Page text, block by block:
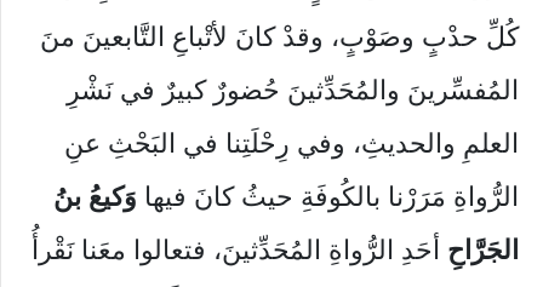
كُلِّ حدْبٍ وصَوْبٍ، وقدْ كانَ لأتْباعِ التَّابعينَ منَ
المُفسِّرينَ والمُحَدِّثينَ حُضورٌ كبيرٌ في نَشْرِ
العلمِ والحديثِ، وفي رِحْلَتِنا في البَحْثِ عنِ
الرُّواةِ مَرَرْنا بالكُوفَةِ حيثُ كانَ فيها وَكيعُ بنُ
الجَرَّاحِ أحَدِ الرُّواةِ المُحَدِّثينَ، فتعالوا معَنا نَقْرأُ